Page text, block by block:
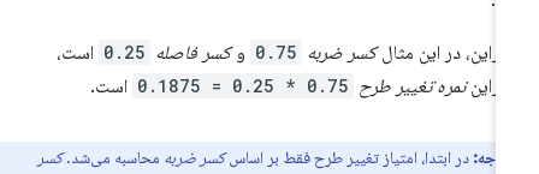
در این مثالکسر ضربه 0.75 وکسر فاصله 0.25 است،
نمره تغییر طرح 0.75 * 0.25 = 0.1875 است.
در ابتدا، امتیاز تغییر طرح فقط بر اساسکسر ضربهمحاسبه می‌شد.کسر